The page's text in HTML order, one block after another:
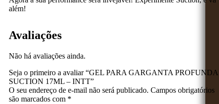
além!
Avaliações
Não há avaliações ainda.
Seja o primeiro a avaliar “GEL PARA GARGANTA PROFUNDA
SUCTION 17ML – INTT”
O seu endereço de e-mail não será publicado. Campos obrigatórios
são marcados com *